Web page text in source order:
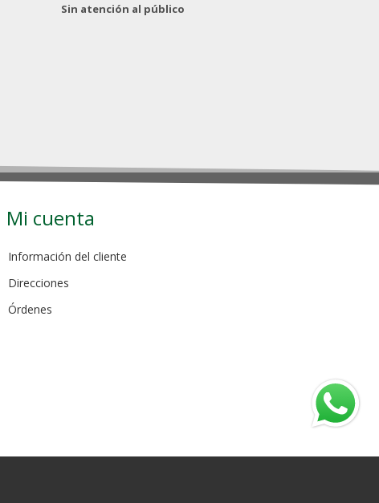
Sin atención al público
Mi cuenta
Información del cliente
Direcciones
Órdenes